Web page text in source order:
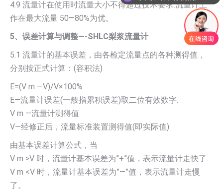
4.9 流量计在使用时流量大小不得超过技术要求.流量计工
作在最大流量 50—80%为优。
5、误差计算与调整—-SHLC梨浆流量计
5.1 流量计的基本误差，由各检定流量点的各种测得值，
分别按正式计算：(容积法)
E=(V m —V)/V×100%
E—流量计误差(一般指累积误差)取二位有效数字.
V m —流量计测得值
V—经修正后，流量标准装置测得值(即实际值)
由基本误差计算公式，当
V m >V 时，流量计基本误差为”+”值，表示流量计走快了.
V m <V 时，流量计基本误差为”—”值，表示流量计走慢
了。